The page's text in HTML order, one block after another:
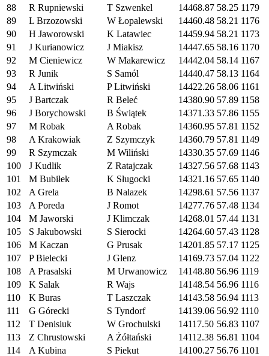
88
R Rupniewski T Szwenkel 14468.87 58.25 1179
89
L Brzozowski W Łopalewski 14460.48 58.21 1176
90
H Jaworowski K Latawiec 14459.94 58.21 1173
91
J Kurianowicz J Miakisz 14447.65 58.16 1170
92
M Cieniewicz W Makarewicz 14442.04 58.14 1167
93
R Junik S Samól 14440.47 58.13 1164
94
A Litwiński P Litwiński 14422.26 58.06 1161
95
J Bartczak R Beleć 14380.90 57.89 1158
96
J Borychowski B Świątek 14371.33 57.86 1155
97
M Robak A Robak 14360.95 57.81 1152
98
A Krakowiak Z Szymczyk 14360.79 57.81 1149
99
R Szymczak M Wiliński 14330.35 57.69 1146
100
J Kudlik Z Ratajczak 14327.56 57.68 1143
101
M Bubiłek K Sługocki 14321.16 57.65 1140
102
A Grela B Nalazek 14298.61 57.56 1137
103
A Poreda J Romot 14277.76 57.48 1134
104
M Jaworski J Klimczak 14268.01 57.44 1131
105
S Jakubowski S Sierocki 14264.60 57.43 1128
106
M Kaczan G Prusak 14201.85 57.17 1125
107
P Bielecki J Glenz 14169.73 57.04 1122
108
A Prasalski M Urwanowicz 14148.80 56.96 1119
109
K Salak R Wajs 14148.54 56.96 1116
110
K Buras T Laszczak 14143.58 56.94 1113
111
G Górecki S Tyndorf 14139.06 56.92 1110
112
T Denisiuk W Grochulski 14117.50 56.83 1107
113
Z Chrustowski A Żółtański 14112.38 56.81 1104
114
A Kubina S Piekut 14100.27 56.76 1101